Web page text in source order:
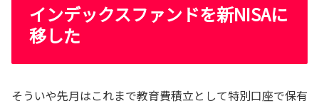
インデックスファンドを新NISAに
移した
そういや先月はこれまで教育費積立として特別口座で保有